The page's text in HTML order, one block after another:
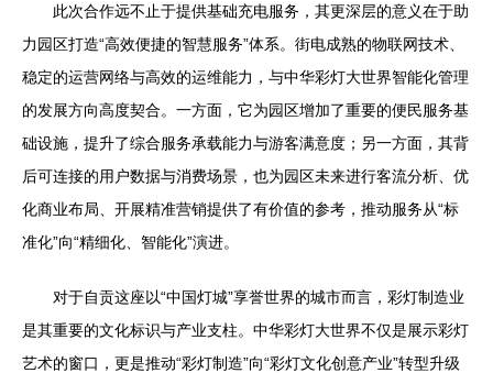
此次合作远不止于提供基础充电服务，其更深层的意义在于助
力园区打造“高效便捷的智慧服务”体系。街电成熟的物联网技术、
稳定的运营网络与高效的运维能力，与中华彩灯大世界智能化管理
的发展方向高度契合。一方面，它为园区增加了重要的便民服务基
础设施，提升了综合服务承载能力与游客满意度；另一方面，其背
后可连接的用户数据与消费场景，也为园区未来进行客流分析、优
化商业布局、开展精准营销提供了有价值的参考，推动服务从“标
准化”向“精细化、智能化”演进。
对于自贡这座以“中国灯城”享誉世界的城市而言，彩灯制造业
是其重要的文化标识与产业支柱。中华彩灯大世界不仅是展示彩灯
艺术的窗口，更是推动“彩灯制造”向“彩灯文化创意产业”转型升级